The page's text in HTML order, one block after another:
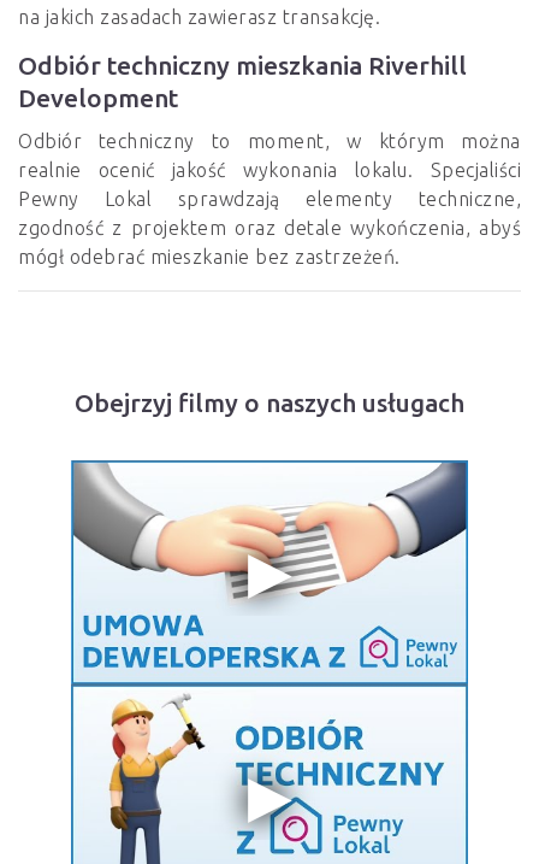
na jakich zasadach zawierasz transakcję.
Odbiór techniczny mieszkania Riverhill
Development
Odbiór techniczny to moment, w którym można
realnie ocenić jakość wykonania lokalu. Specjaliści
Pewny Lokal sprawdzają elementy techniczne,
zgodność z projektem oraz detale wykończenia, abyś
mógł odebrać mieszkanie bez zastrzeżeń.
Obejrzyj filmy o naszych usługach